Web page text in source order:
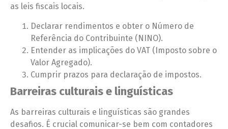
as leis fiscais locais.
Declarar rendimentos e obter o Número de
Referência do Contribuinte (NINO).
Entender as implicações do VAT (Imposto sobre o
Valor Agregado).
Cumprir prazos para declaração de impostos.
Barreiras culturais e linguísticas
As barreiras culturais e linguísticas são grandes
desafios. É crucial comunicar-se bem com contadores